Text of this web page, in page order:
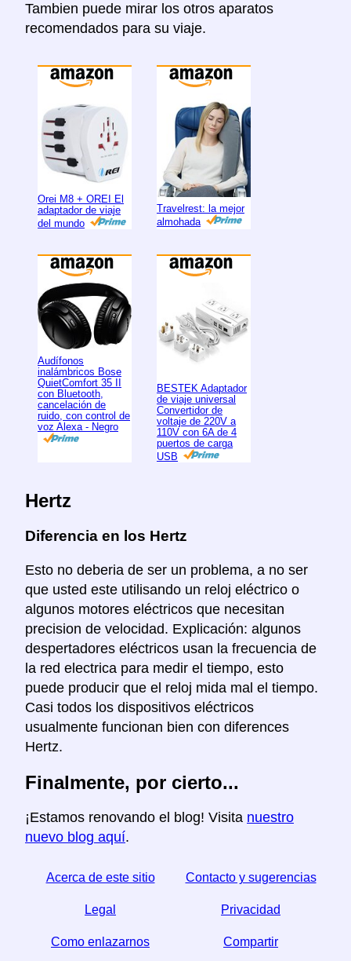
Tambien puede mirar los otros aparatos
recomendados para su viaje.
Orei M8 + OREI El
adaptador de viaje
del mundo
Travelrest: la mejor
almohada
Audífonos
inalámbricos Bose
QuietComfort 35 II
con Bluetooth,
cancelación de
ruido, con control de
voz Alexa - Negro
BESTEK Adaptador
de viaje universal
Convertidor de
voltaje de 220V a
110V con 6A de 4
puertos de carga
USB
Hertz
Diferencia en los Hertz
Esto no deberia de ser un problema, a no ser
que usted este utilisando un reloj eléctrico o
algunos motores eléctricos que necesitan
precision de velocidad. Explicación: algunos
despertadores eléctricos usan la frecuencia de
la red electrica para medir el tiempo, esto
puede producir que el reloj mida mal el tiempo.
Casi todos los dispositivos eléctricos
usualmente funcionan bien con diferences
Hertz.
Finalmente, por cierto...
¡Estamos renovando el blog! Visita nuestro
nuevo blog aquí.
Acerca de este sitio Contacto y sugerencias
Legal Privacidad
Como enlazarnos Compartir